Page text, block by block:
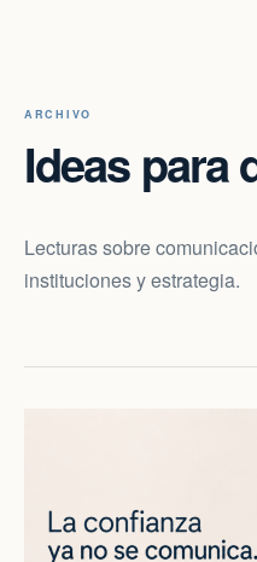
ARCHIVO
Ideas para
Lecturas sobre
instituciones y estrategia.